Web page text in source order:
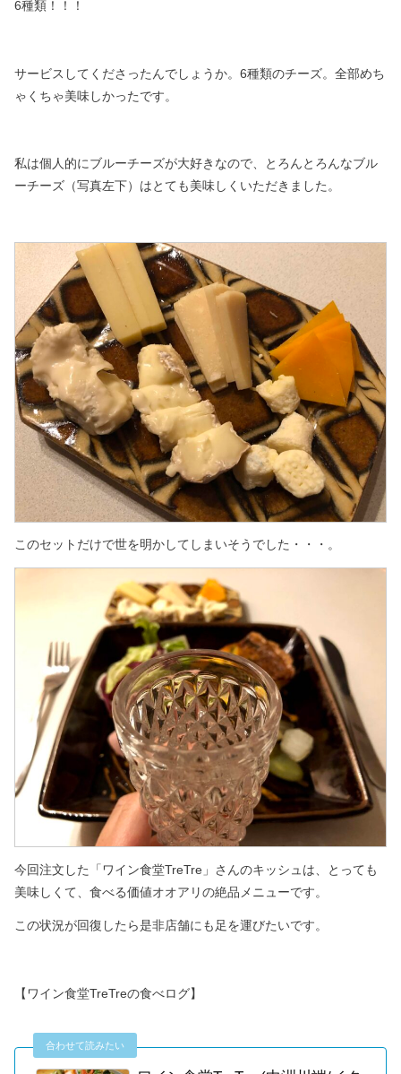
6種類！！！
サービスしてくださったんでしょうか。 6種類のチーズ。全部めち
ゃくちゃ美味しかったです。
私は個人的にブルーチーズが大好きなので、
とろんとろんなブル
ーチーズ（写真左下）はとても美味しくいただきました。
このセットだけで世を明かしてしまいそうでした・・・。
今回注文した「ワイン食堂TreTre」さんのキッシュは、とっても
美味しくて、 食べる価値オオアリの絶品メニューです。
この状況が回復したら是非店舗にも足を運びたいです。
【ワイン食堂TreTreの食べログ】